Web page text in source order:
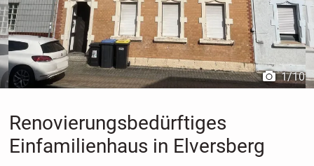
1/10
Renovierungsbedürftiges
Einfamilienhaus in Elversberg